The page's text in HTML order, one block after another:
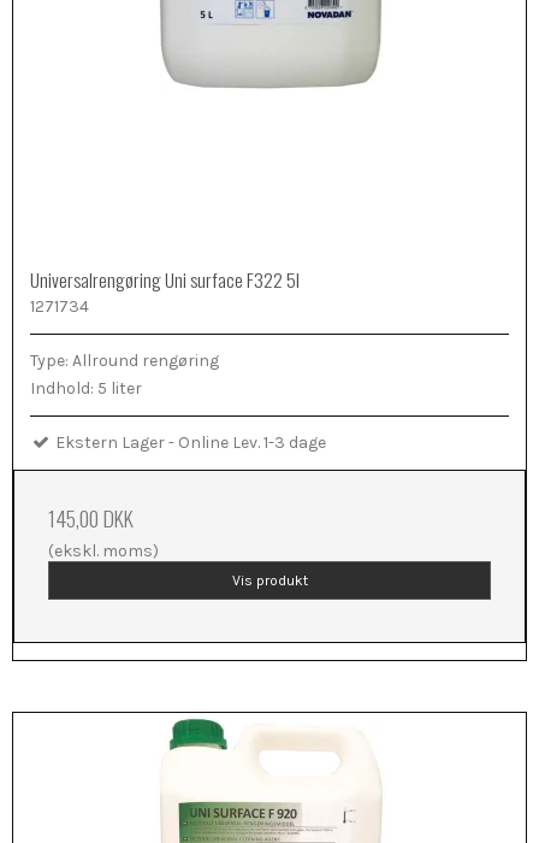
Universalrengøring Uni surface F322 5l
1271734
Type: Allround rengøring
Indhold: 5 liter
Ekstern Lager - Online Lev. 1-3 dage
145,00 DKK
(ekskl. moms)
Vis produkt